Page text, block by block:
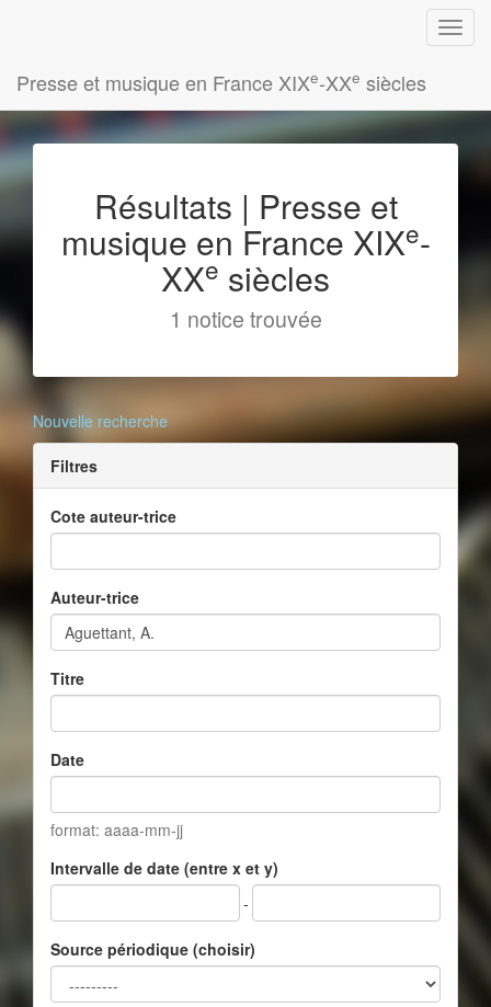
Presse et musique en France XIXe-XXe siècles
Résultats | Presse et
musique en France XIXe-
XXe siècles
1 notice trouvée
Nouvelle recherche
Filtres
Cote auteur-trice
Auteur-trice
Titre
Date
format: aaaa-mm-jj
Intervalle de date (entre x et y)
-
Source périodique (choisir)